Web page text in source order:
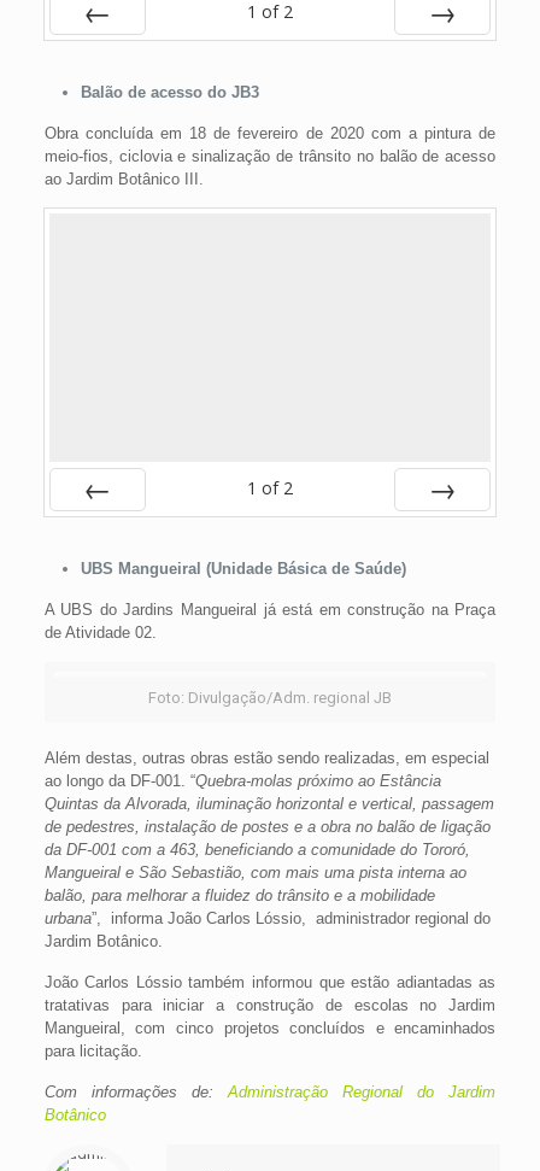
1 of 2
Balão de acesso do JB3
Obra concluída em 18 de fevereiro de 2020 com a pintura de
meio-fios, ciclovia e sinalização de trânsito no balão de acesso
ao Jardim Botânico III.
1 of 2
UBS Mangueiral (Unidade Básica de Saúde)
A UBS do Jardins Mangueiral já está em construção na Praça
de Atividade 02.
Foto: Divulgação/Adm. regional JB
Além destas, outras obras estão sendo realizadas, em especial
ao longo da DF-001. “Quebra-molas próximo ao Estância
Quintas da Alvorada, iluminação horizontal e vertical, passagem
de pedestres, instalação de postes e a obra no balão de ligação
da DF-001 com a 463, beneficiando a comunidade do Tororó,
Mangueiral e São Sebastião, com mais uma pista interna ao
balão, para melhorar a fluidez do trânsito e a mobilidade
urbana”, informa João Carlos Lóssio, administrador regional do
Jardim Botânico.
João Carlos Lóssio também informou que estão adiantadas as
tratativas para iniciar a construção de escolas no Jardim
Mangueiral, com cinco projetos concluídos e encaminhados
para licitação.
Com informações de: Administração Regional do Jardim
Botânico